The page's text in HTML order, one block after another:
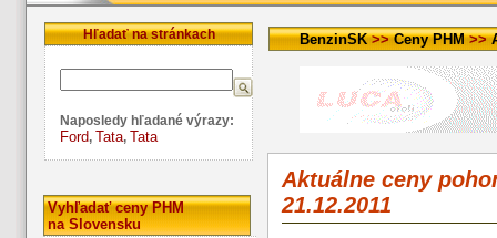
Hľadať na stránkach
Naposledy hľadané výrazy:
Ford, Tata, Tata
Vyhľadať ceny PHM
na Slovensku
BenzinSK>>Ceny PHM>>
Aktuálne ceny
21.12.2011